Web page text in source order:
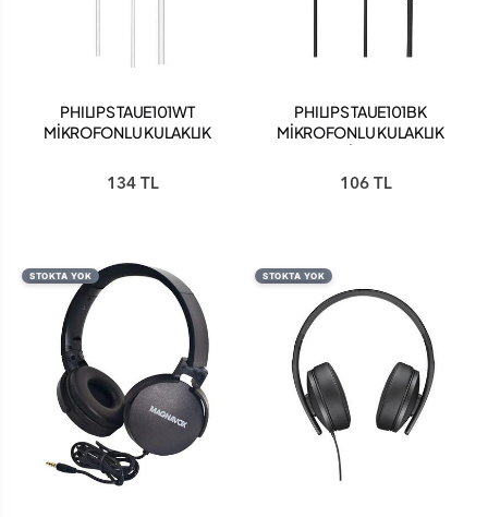
PHILIPS TAUE101WT
MİKROFONLU KULAKLIK
134 TL
PHILIPS TAUE101BK
MİKROFONLU KULAKLIK
106 TL
STOKTA YOK STOKTA YOK